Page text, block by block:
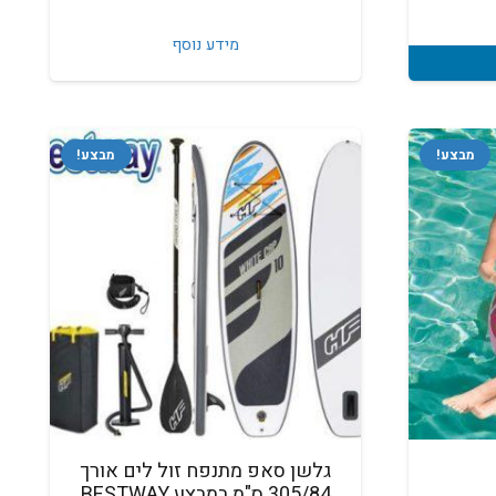
מידע נוסף
מבצע! מבצע!
גלשן סאפ מתנפח זול לים אורך